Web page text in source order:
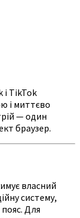
і TikTok
і миттєво
— один
браузер.
власний
систему,
Для